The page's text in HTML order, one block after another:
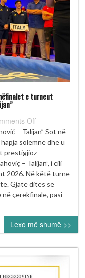
e turneut
Offon
Gjashtë
boksierë
të
Kosovës
nesër
në
gjysmëfinalet
turneut
ndërkombëtar
“Mustafa
Hajrulahović
Talijan”
– Talijan” Sot në
solemne dhe u
prestigjioz
– Talijan”, i cili
2026. Në këtë turne
Gjatë ditës së
në çerekfinale, pasi
Lexo më shumë >>